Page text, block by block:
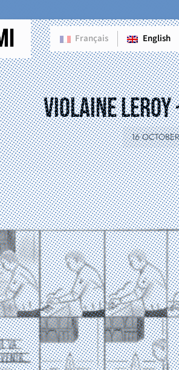
Français English
Violaine Leroy
16